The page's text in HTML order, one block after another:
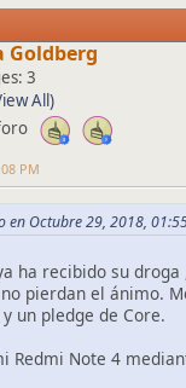
Goldberg
3
All)
PM
en Octubre 29, 2018,
ha recibido su droga
pierdan el ánimo.
un pledge de Core.
Redmi Note 4